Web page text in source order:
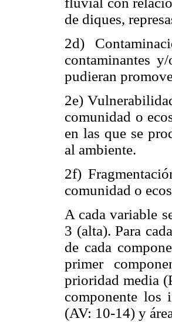
de diques,
2d)
contaminantes
pudieran
2e)
comunidad o
en las que se
al ambiente.
2f)
comunidad o
A cada variable
3 (alta). Para
de cada
primer
prioridad media
componente los
(AV: 10-14) y